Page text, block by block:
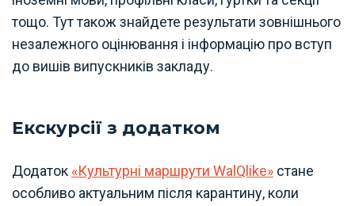
тощо. Тут також знайдете результати зовнішнього
незалежного оцінювання і інформацію про вступ
до вишів випускників закладу.
Екскурсії з додатком
Додаток «Культурні маршрути WalQlike» стане
особливо актуальним після карантину, коли